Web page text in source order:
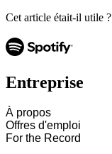
Cet article était-il utile ?
Entreprise
À propos
Offres d'emploi
For the Record